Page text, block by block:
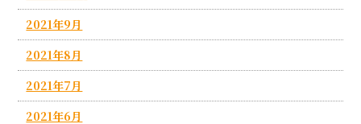
2021年9月
2021年8月
2021年7月
2021年6月